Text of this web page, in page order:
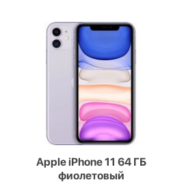
Apple iPhone 11 64 ГБ
фиолетовый